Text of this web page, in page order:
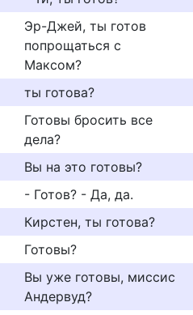
Эр-Джей, ты готов
попрощаться с
Максом?
ты готова?
Готовы бросить все
дела?
Вы на это готовы?
- Готов? - Да, да.
Кирстен, ты готова?
Готовы?
Вы уже готовы, миссис
Андервуд?